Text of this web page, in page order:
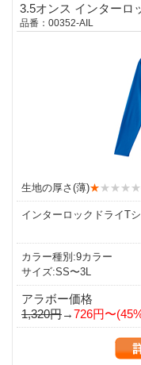
3.5オンス インターロ
品番：00352-AIL
生地の厚さ(薄)★★★★★
インターロックドライT
カラー種別:9カラー
サイズ:SS〜3L
アラボー価格
1,320円→726円〜